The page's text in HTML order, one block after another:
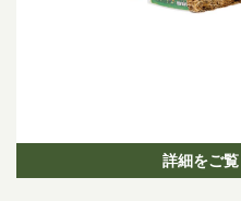
詳細をご